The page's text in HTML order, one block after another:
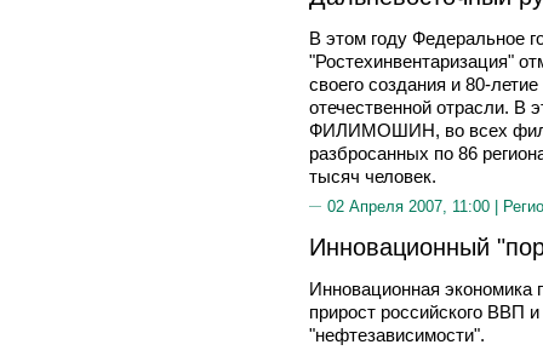
В этом году Федеральное
"Ростехинвентаризация"
своего создания и 80-
отечественной отрасли. В
ФИЛИМОШИН, во всех
разбросанных по 86
тысяч человек.
02 Апреля 2007, 11:00 |
Инновационный
Инновационная экономика
прирост российского ВВП
"нефтезависимости".